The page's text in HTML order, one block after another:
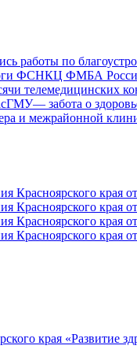
работы по
ФСНКЦ ФМБА
телемедицинских
забота о
и межрайонной
Красноярского
Красноярского
Красноярского
Красноярского
края «Развитие